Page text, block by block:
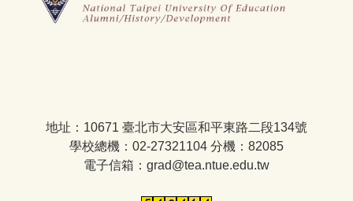
地址：10671 臺北市大安區和平東路二段134號
學校總機：02-27321104 分機：82085
電子信箱：grad@tea.ntue.edu.tw